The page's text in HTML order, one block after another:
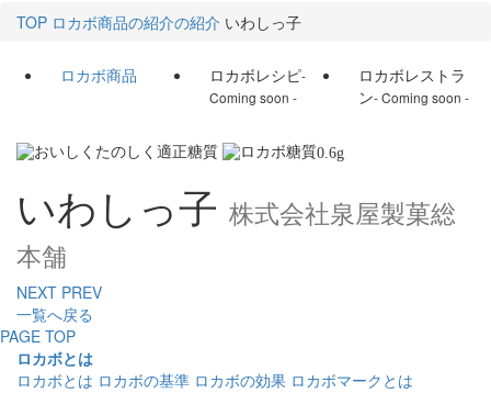
TOP ロカボ商品の紹介の紹介 いわしっ子
ロカボ商品 ロカボレシピ-
Coming soon -
ロカボレストラ
ン- Coming soon -
0.6g
いわしっ子 株式会社泉屋製菓総
本舗
NEXT PREV
一覧へ戻る
PAGE TOP
ロカボとは
ロカボとは ロカボの基準 ロカボの効果 ロカボマークとは